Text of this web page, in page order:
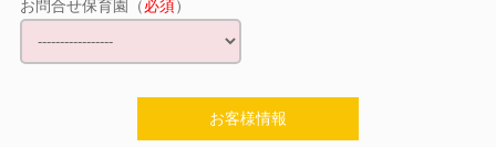
お問合せ保育園（必須）
お客様情報